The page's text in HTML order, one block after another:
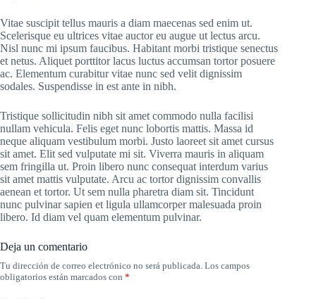
Vitae suscipit tellus mauris a diam maecenas sed enim ut.
Scelerisque eu ultrices vitae auctor eu augue ut lectus arcu.
Nisl nunc mi ipsum faucibus. Habitant morbi tristique senectus
et netus. Aliquet porttitor lacus luctus accumsan tortor posuere
ac. Elementum curabitur vitae nunc sed velit dignissim
sodales. Suspendisse in est ante in nibh.
Tristique sollicitudin nibh sit amet commodo nulla facilisi
nullam vehicula. Felis eget nunc lobortis mattis. Massa id
neque aliquam vestibulum morbi. Justo laoreet sit amet cursus
sit amet. Elit sed vulputate mi sit. Viverra mauris in aliquam
sem fringilla ut. Proin libero nunc consequat interdum varius
sit amet mattis vulputate. Arcu ac tortor dignissim convallis
aenean et tortor. Ut sem nulla pharetra diam sit. Tincidunt
nunc pulvinar sapien et ligula ullamcorper malesuada proin
libero. Id diam vel quam elementum pulvinar.
Deja un comentario
Tu dirección de correo electrónico no será publicada. Los campos
obligatorios están marcados con *